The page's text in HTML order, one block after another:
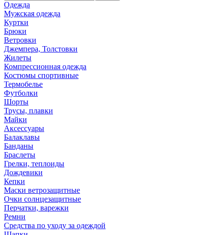
Одежда
Мужская одежда
Куртки
Брюки
Ветровки
Джемпера, Толстовки
Жилеты
Компрессионная одежда
Костюмы спортивные
Термобелье
Футболки
Шорты
Трусы, плавки
Майки
Аксессуары
Балаклавы
Банданы
Браслеты
Грелки, теплоиды
Дождевики
Кепки
Маски ветрозащитные
Очки солнцезащитные
Перчатки, варежки
Ремни
Средства по уходу за одеждой